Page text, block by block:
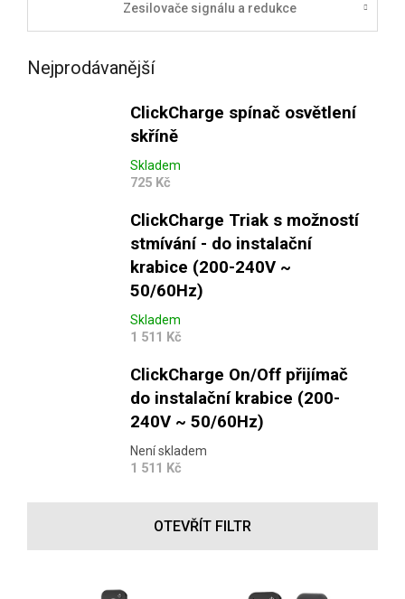
Zesilovače signálu a redukce
Nejprodávanější
ClickCharge spínač osvětlení
skříně
Skladem
725 Kč
ClickCharge Triak s možností
stmívání - do instalační
krabice (200-240V ~
50/60Hz)
Skladem
1 511 Kč
ClickCharge On/Off přijímač
do instalační krabice (200-
240V ~ 50/60Hz)
Není skladem
1 511 Kč
OTEVŘÍT FILTR